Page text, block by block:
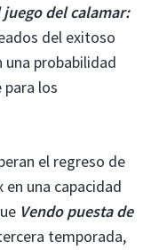
juego del calamar:
del exitoso
una probabilidad
los
el regreso de
una capacidad
Vendo puesta de
temporada,